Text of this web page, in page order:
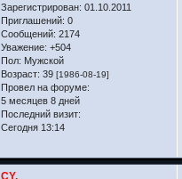
Зарегистрирован: 01.10.2011
Приглашений: 0
Сообщений: 2174
Уважение: +504
Пол: Мужской
Возраст: 39 [1986-08-19]
Провел на форуме:
5 месяцев 8 дней
Последний визит:
Сегодня 13:14
CY.